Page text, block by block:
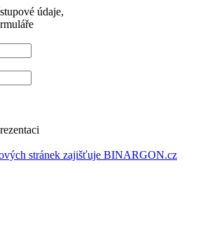
údaje,
stránek zajišťuje BINARGON.cz